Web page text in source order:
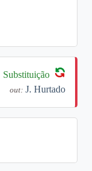
Substituição
out: J. Hurtado